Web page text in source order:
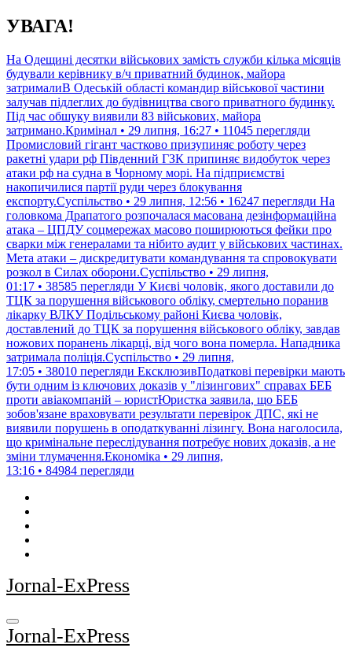
Перейти
до
УВАГА!
На Одещині десятки військових замість служби кілька місяців
будували керівнику в/ч приватний будинок, майора
затрималиВ Одеській області командир військової частини
залучав підлеглих до будівництва свого приватного будинку.
Під час обшуку виявили 83 військових, майора
затримано.Кримінал • 29 липня, 16:27 • 11045 перегляди
Промисловий гігант частково призупиняє роботу через
ракетні удари рф Південний ГЗК припиняє видобуток через
атаки рф на судна в Чорному морі. На підприємстві
накопичилися партії руди через блокування
експорту.Суспільство • 29 липня, 12:56 • 16247 перегляди На
головкома Драпатого розпочалася масована дезінформаційна
атака – ЦПДУ соцмережах масово поширюються фейки про
сварки між генералами та нібито аудит у військових частинах.
Мета атаки – дискредитувати командування та спровокувати
розкол в Силах оборони.Суспільство • 29 липня,
01:17 • 38585 перегляди У Києві чоловік, якого доставили до
ТЦК за порушення військового обліку, смертельно поранив
лікарку ВЛКУ Подільському районі Києва чоловік,
доставлений до ТЦК за порушення військового обліку, завдав
ножових поранень лікарці, від чого вона померла. Нападника
затримала поліція.Суспільство • 29 липня,
17:05 • 38010 перегляди ЕксклюзивПодаткові перевірки мають
бути одним із ключових доказів у "лізингових" справах БЕБ
проти авіакомпаній – юристЮристка заявила, що БЕБ
зобов'язане враховувати результати перевірок ДПС, які не
виявили порушень в оподаткуванні лізингу. Вона наголосила,
що кримінальне переслідування потребує нових доказів, а не
зміни тлумачення.Економіка • 29 липня,
13:16 • 84984 перегляди
Jornal-ExPress
Jornal-ExPress